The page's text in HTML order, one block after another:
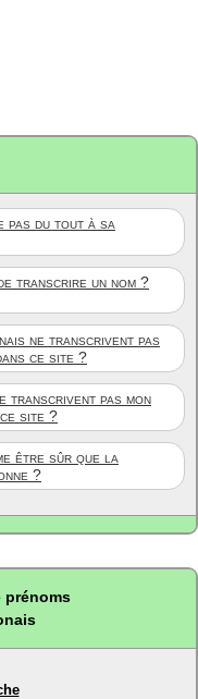
pas du tout à sa
transcrire un nom ?
ne transcrivent pas
ce site ?
transcrivent pas mon
ce site ?
être sûr que la
?
prénoms